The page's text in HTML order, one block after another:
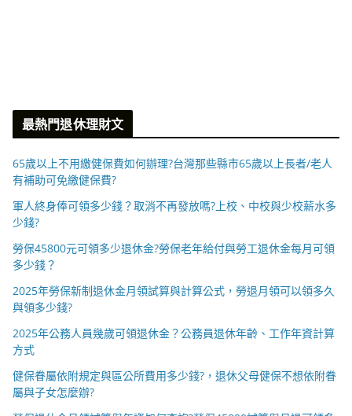
最熱門退休理財文
65歲以上不用繳健保費如何辦理?台灣那些縣市65歲以上長者/老人
有補助可免繳健保費?
軍人終身俸可領多少錢？取消不再發放嗎?上校、中校與少校薪水多
少錢?
勞保45800元可領多少退休金?勞保老年給付與勞工退休金每月可領
多少錢？
2025年勞保新制退休金月領試算與計算公式，勞退月領可以領多久
與領多少錢?
2025年公務人員幾歲可領退休金？公務員退休年齡、工作年資計算
方式
健保眷屬依附規定與區公所費用多少錢?，退休父母健保不想依附眷
屬與子女怎麼辦?